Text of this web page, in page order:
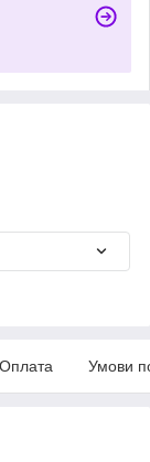
Оплата Умови